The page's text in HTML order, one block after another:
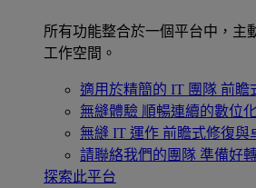
所有功能整合於一個平台中，主
工作空間。
適用於精簡的 IT 團隊 前瞻
無縫體驗 順暢連續的數位
無縫 IT 運作 前瞻式修復與
請聯絡我們的團隊 準備好
探索此平台